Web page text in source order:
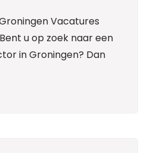
Vacatures
u op zoek naar een
in Groningen? Dan